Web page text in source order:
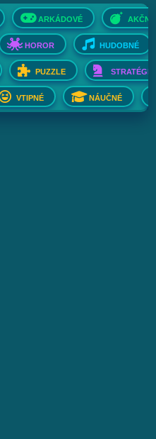
ARKÁDOVÉ AKČNÉ
HOROR HUDOBNÉ
PUZZLE STRATÉGIE
VTIPNÉ NÁUČNÉ